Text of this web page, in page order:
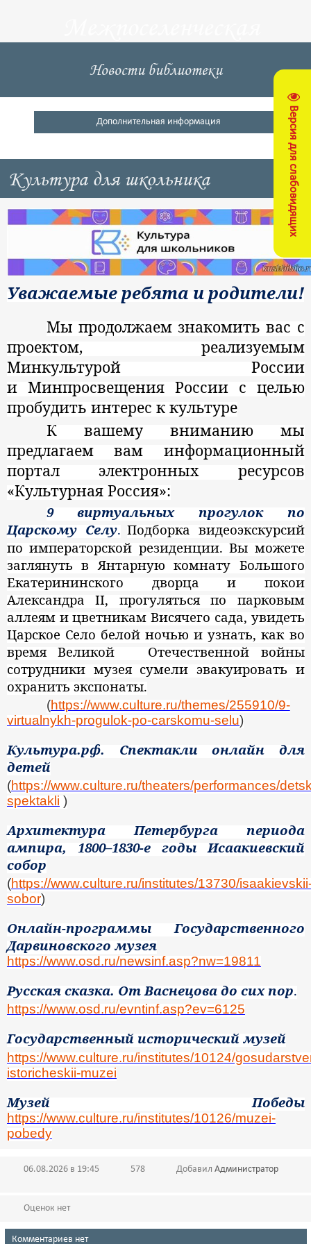
Версия для слабовидящих
центральная
библиотека
Кущевский район
Новости библиотеки
Дополнительная информация
Культура для школьника
Уважаемые ребята и родители!
Мы продолжаем знакомить вас с
проектом, реализуемым
Минкультурой России
и Минпросвещения России с целью
пробудить интерес к культуре
К вашему вниманию мы
предлагаем вам информационный
портал электронных ресурсов
«Культурная Россия»:
9 виртуальных прогулок по
Царскому Селу. Подборка видеоэкскурсий
по императорской резиденции. Вы можете
заглянуть в Янтарную комнату Большого
Екатерининского дворца и покои
Александра II, прогуляться по парковым
аллеям и цветникам Висячего сада, увидеть
Царское Село белой ночью и узнать, как во
время Великой Отечественной войны
сотрудники музея сумели эвакуировать и
охранить экспонаты.
(https://www.culture.ru/themes/255910/9-
virtualnykh-progulok-po-carskomu-selu)
Культура.рф. Спектакли онлайн для
детей
(https://www.culture.ru/theaters/performances/
spektakli )
Архитектура Петербурга периода
ампира, 1800–1830-е годы Исаакиевский
собор
(https://www.culture.ru/institutes/13730/
sobor)
Онлайн-программы Государственного
Дарвиновского музея
https://www.osd.ru/newsinf.asp?nw=19811
Русская сказка. От Васнецова до сих пор.
https://www.osd.ru/evntinf.asp?ev=6125
Государственный исторический музей
https://www.culture.ru/institutes/10124/
istoricheskii-muzei
Музей Победы
https://www.culture.ru/institutes/10126/muzei-
pobedy
06.08.2026 в 19:45 578 Добавил Администратор
Оценок нет
Комментариев нет